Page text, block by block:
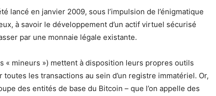
lancé en janvier 2009, sous l’impulsion de l’énigmatique
à savoir le développement d’un actif virtuel sécurisé
par une monnaie légale existante.
« mineurs ») mettent à disposition leurs propres outils
les transactions au sein d’un registre immatériel. Or,
des entités de base du Bitcoin – que l’on appelle des